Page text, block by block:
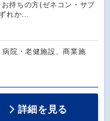
持ちの方(ゼネコン・サブ
れか…
病院・老健施設、商業施
詳細を見る